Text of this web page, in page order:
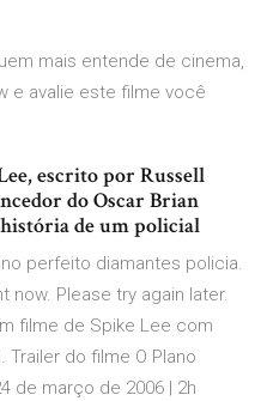
mais entende de cinema,
e avalie este filme você
escrito por Russell
do Oscar Brian
de um policial
perfeito diamantes policia.
now. Please try again later.
filme de Spike Lee com
Trailer do filme O Plano
de março de 2006 | 2h